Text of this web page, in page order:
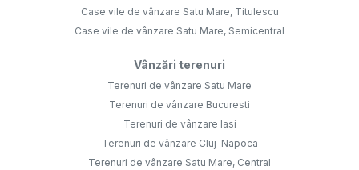
Case vile de vânzare Satu Mare, Titulescu
Case vile de vânzare Satu Mare, Semicentral
Vânzări terenuri
Terenuri de vânzare Satu Mare
Terenuri de vânzare Bucuresti
Terenuri de vânzare Iasi
Terenuri de vânzare Cluj-Napoca
Terenuri de vânzare Satu Mare, Central